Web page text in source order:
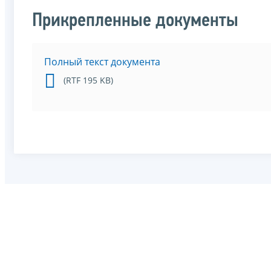
Прикрепленные документы
Полный текст документа
(RTF 195 KB)